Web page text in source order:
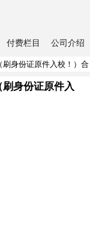
付费栏目 公司介绍
身份证原件入校！）合
身份证原件入